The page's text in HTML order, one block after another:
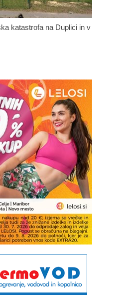
katastrofa na Duplici in v